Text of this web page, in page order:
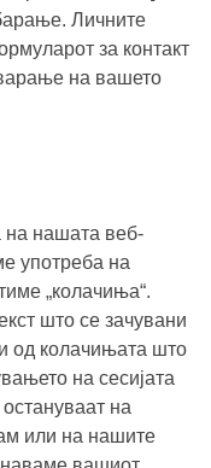
Личните
за контакт
на вашето
на нашата веб-
употреба на
„колачиња“.
што се зачувани
од колачињата што
на сесијата
на
или на нашите